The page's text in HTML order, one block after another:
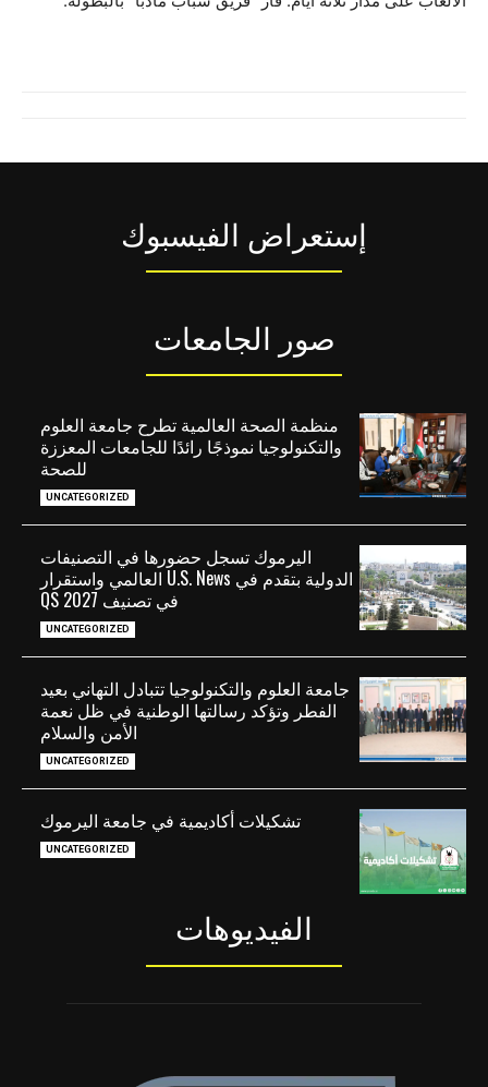
إستعراض الفيسبوك
صور الجامعات
منظمة الصحة العالمية تطرح جامعة العلوم
والتكنولوجيا نموذجًا رائدًا للجامعات المعززة
للصحة
UNCATEGORIZED
اليرموك تسجل حضورها في التصنيفات
الدولية بتقدم في U.S. News العالمي واستقرار
في تصنيف QS 2027
UNCATEGORIZED
جامعة العلوم والتكنولوجيا تتبادل التهاني بعيد
الفطر وتؤكد رسالتها الوطنية في ظل نعمة
الأمن والسلام
UNCATEGORIZED
تشكيلات أكاديمية في جامعة اليرموك
UNCATEGORIZED
الفيديوهات